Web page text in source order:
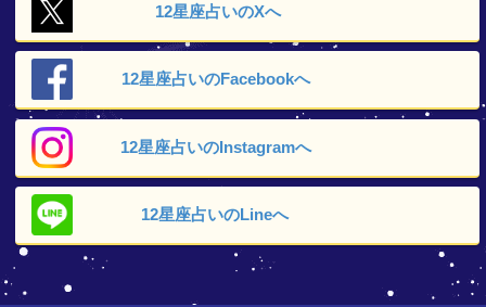
12星座占いのXへ
12星座占いのFacebookへ
12星座占いのInstagramへ
12星座占いのLineへ